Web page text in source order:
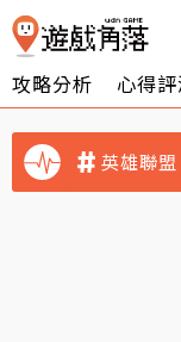
攻略分析 心得評
英雄聯盟